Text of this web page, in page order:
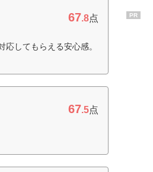
67.8点
してもらえる安心感。
67.5点
PR